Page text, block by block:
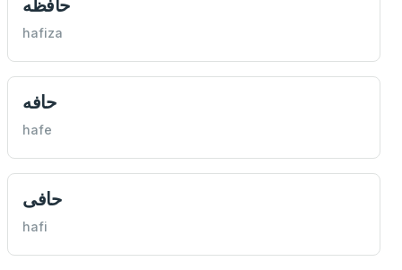
حافظه
hafiza
حافه
hafe
حافی
hafi